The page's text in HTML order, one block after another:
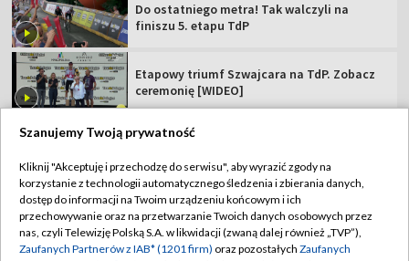
Do ostatniego metra! Tak walczyli na
finiszu 5. etapu TdP
Etapowy triumf Szwajcara na TdP. Zobacz
ceremonię [WIDEO]
TVP
Abonament TVP
Sklep TVP
Regulamin TVP
Polityka prywatności
Szanujemy Twoją prywatność
Kliknij "Akceptuję i przechodzę do serwisu", aby wyrazić zgody na
korzystanie z technologii automatycznego śledzenia i zbierania danych,
dostęp do informacji na Twoim urządzeniu końcowym i ich
przechowywanie oraz na przetwarzanie Twoich danych osobowych przez
nas, czyli Telewizję Polską S.A. w likwidacji (zwaną dalej również „TVP”),
Zaufanych Partnerów z IAB* (1201 firm) oraz pozostałych Zaufanych